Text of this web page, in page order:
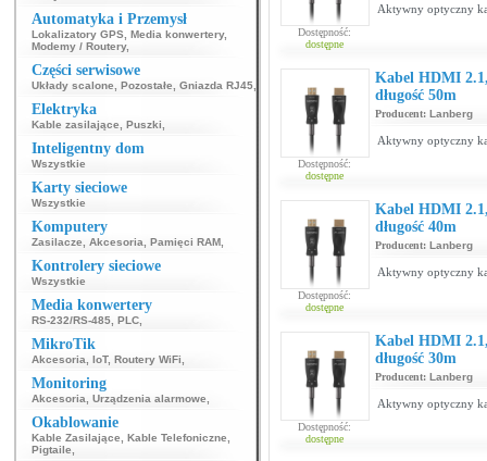
Automatyka i Przemysł
Lokalizatory GPS Media konwertery,
Modemy / Routery,
Części serwisowe
Układy scalone Pozostałe Gniazda RJ45
Elektryka
Kable zasilające Puszki
Inteligentny dom
Wszystkie
Karty sieciowe
Wszystkie
Komputery
Zasilacze Akcesoria Pamięci RAM
Kontrolery sieciowe
Wszystkie
Media konwertery
RS-232/RS-485 PLC
MikroTik
Akcesoria IoT, Routery WiFi
Monitoring
Akcesoria Urządzenia alarmowe
Okablowanie
Kable Zasilające Kable Telefoniczne
Pigtaile
Dostępność:
dostępne
Aktywny optyczny
Dostępność:
dostępne
Kabel HDMI
długość 50m
Producent: Lanberg
Aktywny optyczny
Dostępność:
dostępne
Kabel HDMI
długość 40m
Producent: Lanberg
Aktywny optyczny
Dostępność:
dostępne
Kabel HDMI
długość 30m
Producent: Lanberg
Aktywny optyczny